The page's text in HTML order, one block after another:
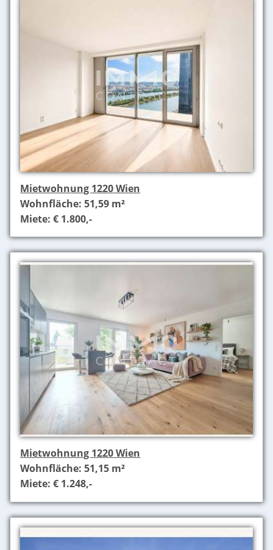
Mietwohnung 1220 Wien
Wohnfläche: 51,59 m²
Miete: € 1.800,-
Mietwohnung 1220 Wien
Wohnfläche: 51,15 m²
Miete: € 1.248,-